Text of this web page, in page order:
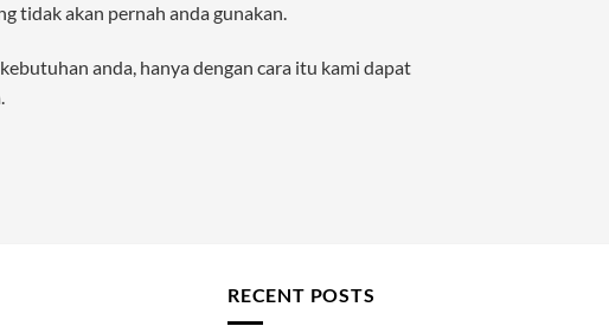
tidak akan pernah anda gunakan.
anda, hanya dengan cara itu kami dapat
RECENT POSTS